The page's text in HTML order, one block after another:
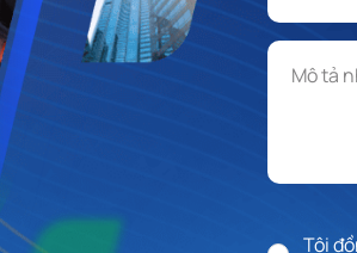
Mô tả
Tôi